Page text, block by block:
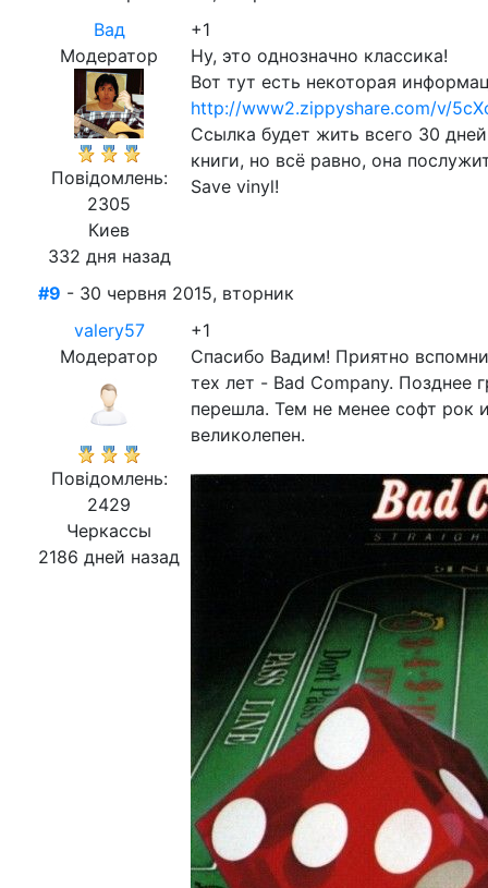
Вад
Модератор
Повідомлень:
2305
Киев
332 дня назад
+1
Ну, это однозначно классика!
Вот тут есть некоторая
http://www2.zippyshare.com/v/
Ссылка будет жить всего 30
книги, но всё равно, она
Save vinyl!
#9 - 30 червня 2015, вторник
valery57
Модератор
Повідомлень:
2429
Черкассы
2186 дней назад
+1
Спасибо Вадим! Приятно
тех лет - Bad Company. Позднее
перешла. Тем не менее софт рок
великолепен.